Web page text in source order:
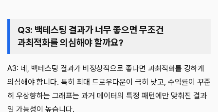
Q3: 백테스팅 결과가 너무 좋으면 무조건
과최적화를 의심해야 할까요?
A3: 네, 백테스팅 결과가 비정상적으로 좋다면 과최적화를 강하게
의심해야 합니다. 특히 최대 드로우다운이 극히 낮고, 수익률이 꾸준
히 우상향하는 그래프는 과거 데이터의 특정 패턴에만 맞춰진 결과
일 가능성이 높습니다.